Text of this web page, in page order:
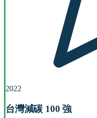
2022
台灣減碳 100 強